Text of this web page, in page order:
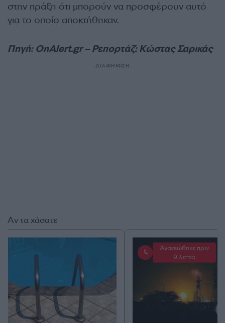
στην πράξη ότι μπορούν να προσφέρουν αυτό
για το οποίο αποκτήθηκαν.
Πηγή: OnAlert.gr – Ρεπορτάζ: Κώστας Σαρικάς
ΔΙΑΦΗΜΙΣΗ
Αν τα χάσατε
Ανανεώθηκε πριν
9 λεπτά